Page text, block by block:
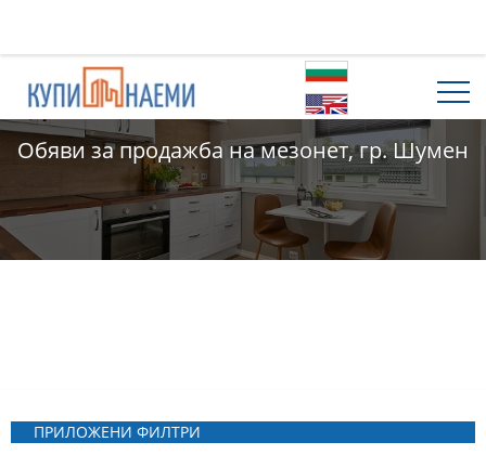
Обяви за продажба на мезонет, гр. Шумен
ПРИЛОЖЕНИ ФИЛТРИ